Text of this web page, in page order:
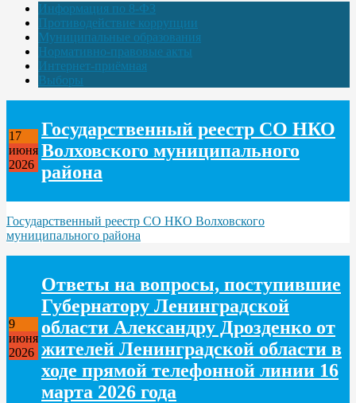
Информация по 8-ФЗ
Противодействие коррупции
Муниципальные образования
Нормативно-правовые акты
Интернет-приёмная
Выборы
17
июня
2026
Государственный реестр СО НКО
Волховского муниципального
района
Государственный реестр СО НКО Волховского
муниципального района
9
июня
2026
Ответы на вопросы, поступившие
Губернатору Ленинградской
области Александру Дрозденко от
жителей Ленинградской области в
ходе прямой телефонной линии 16
марта 2026 года